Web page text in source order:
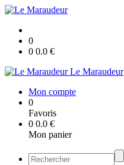
0
0 0.0 €
Le Maraudeur
Mon compte
0
Favoris
0 0.0 €
Mon panier